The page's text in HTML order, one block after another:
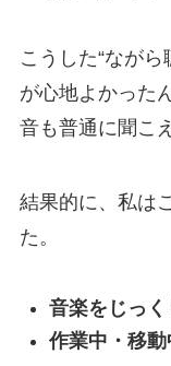
こうした“なが
が心地よかった
音も普通に聞こ
結果的に、私は
た。
音楽をじっ
作業中・移